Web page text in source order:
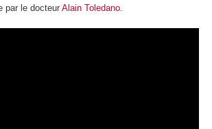
par le docteur Alain Toledano